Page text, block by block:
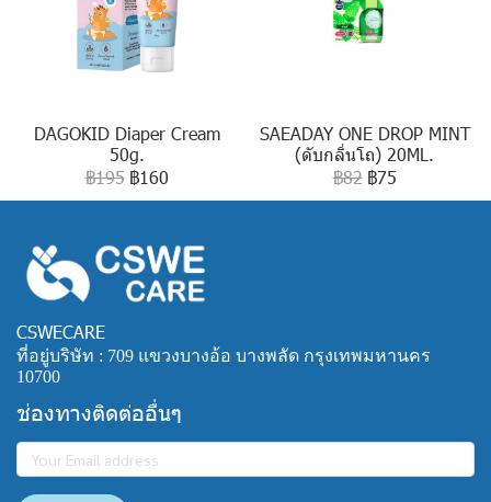
DAGOKID Diaper Cream
50g.
฿195 ฿160
SAEADAY ONE DROP MINT
(ดับกลิ่นโถ) 20ML.
฿82 ฿75
CSWECARE
ที่อยู่บริษัท : 709 แขวงบางอ้อ บางพลัด กรุงเทพมหานคร
10700
ช่องทางติดต่ออื่นๆ